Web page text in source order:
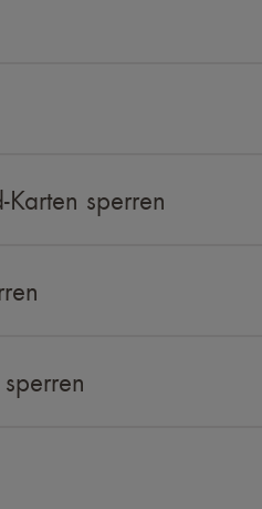
sperren